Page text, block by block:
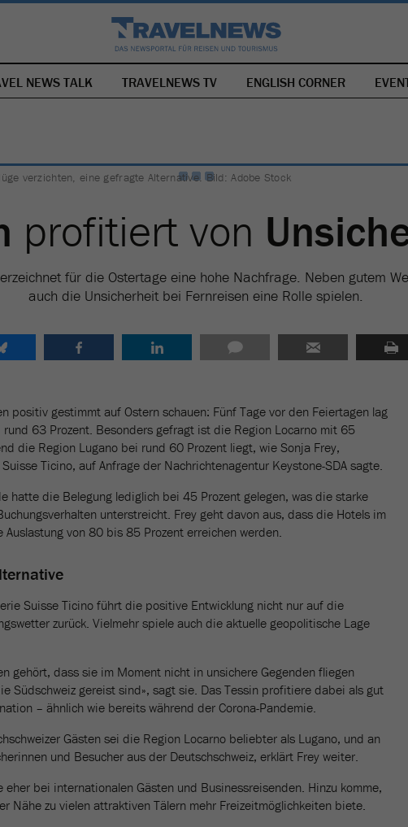
NAVIGATION
ÜBERSPRINGEN
NEWS TALK TRAVELNEWS TV ENGLISH CORNER
verzichten, eine gefragte Alternative. Bild: Adobe Stock
profitiert von
für die Ostertage eine hohe Nachfrage. Neben gutem
auch die Unsicherheit bei Fernreisen eine Rolle spielen.
positiv gestimmt auf Ostern schauen: Fünf Tage vor den Feiertagen lag
63 Prozent. Besonders gefragt ist die Region Locarno mit 65
die Region Lugano bei rund 60 Prozent liegt, wie Sonja Frey,
Ticino, auf Anfrage der Nachrichtenagentur Keystone-SDA sagte.
hatte die Belegung lediglich bei 45 Prozent gelegen, was die starke
unterstreicht. Frey geht davon aus, dass die Hotels im
Auslastung von 80 bis 85 Prozent erreichen werden.
Suisse Ticino führt die positive Entwicklung nicht nur auf die
zurück. Vielmehr spiele auch die aktuelle geopolitische Lage
gehört, dass sie im Moment nicht in unsichere Gegenden fliegen
Südschweiz gereist sind», sagt sie. Das Tessin profitiere dabei als gut
– ähnlich wie bereits während der Corona-Pandemie.
Gästen sei die Region Locarno beliebter als Lugano, und an
und Besucher aus der Deutschschweiz, erklärt Frey weiter.
eher bei internationalen Gästen und Businessreisenden. Hinzu komme,
Nähe zu vielen attraktiven Tälern mehr Freizeitmöglichkeiten biete.